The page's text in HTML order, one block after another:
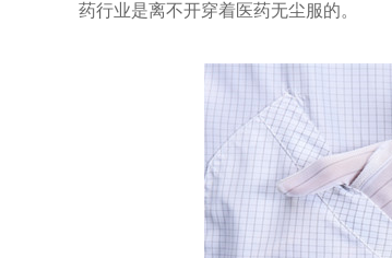
药行业是离不开穿着医药无尘服的。